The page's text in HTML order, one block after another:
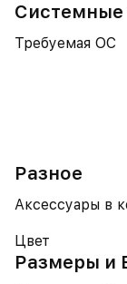
Системные
Требуемая ОС
Разное
Аксессуары в
Цвет
Размеры и